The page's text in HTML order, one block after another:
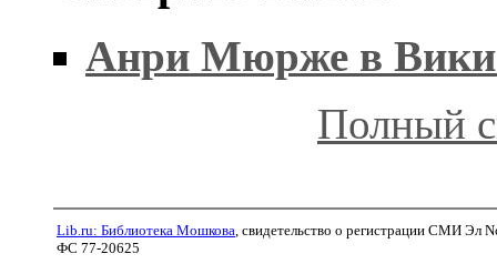
Анри Мюрже в
Полный
Lib.ru: Библиотека Мошкова , свидетельство о регистрации СМИ Эл
ФС 77-20625